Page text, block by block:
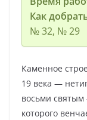
Как
№ 32, № 29
Каменное
19 века —
восьми
которого